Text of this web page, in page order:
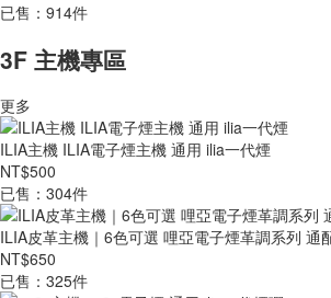
已售：914件
3F 主機專區
更多
ILIA主機 ILIA電子煙主機 通用 ilia一代煙
NT$500
已售：304件
ILIA皮革主機｜6色可選 哩亞電子煙革調系列 通
NT$650
已售：325件